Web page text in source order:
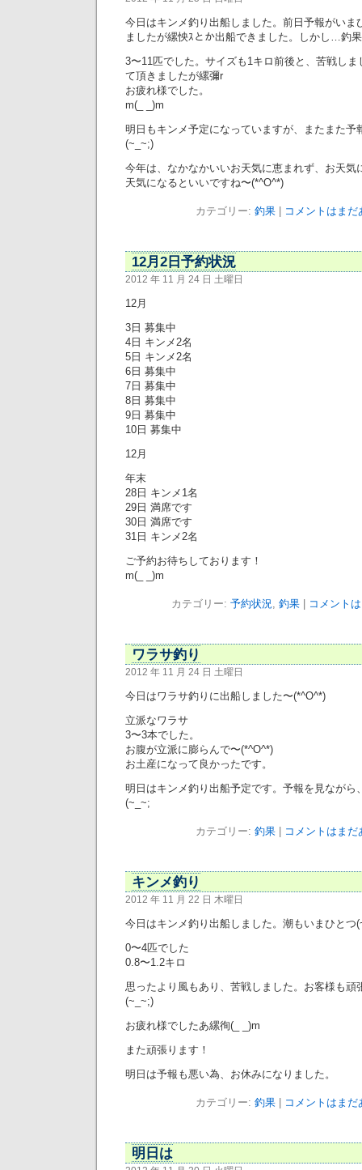
今日はキンメ釣り出船しました。前日予報がいま
ましたが縲怏ｽとか出船できました。しかし…釣
3〜11匹でした。サイズも1キロ前後と、苦戦し
て頂きましたが縲彌r
お疲れ様でした。
m(_ _)m
明日もキンメ予定になっていますが、またまた予
(~_~;)
今年は、なかなかいいお天気に恵まれず、お天気
天気になるといいですね〜(*^O^*)
カテゴリー: 釣果| コメントはまだ
12月2日予約状況
2012 年 11 月 24 日 土曜日
12月
3日 募集中
4日 キンメ2名
5日 キンメ2名
6日 募集中
7日 募集中
8日 募集中
9日 募集中
10日 募集中
12月
年末
28日 キンメ1名
29日 満席です
30日 満席です
31日 キンメ2名
ご予約お待ちしております！
m(_ _)m
カテゴリー: 予約状況, 釣果| コメント
ワラサ釣り
2012 年 11 月 24 日 土曜日
今日はワラサ釣りに出船しました〜(*^O^*)
立派なワラサ
3〜3本でした。
お腹が立派に膨らんで〜(*^O^*)
お土産になって良かったです。
明日はキンメ釣り出船予定です。予報を見ながら
(~_~;
カテゴリー: 釣果| コメントはまだ
キンメ釣り
2012 年 11 月 22 日 木曜日
今日はキンメ釣り出船しました。潮もいまひとつ
0〜4匹でした
0.8〜1.2キロ
思ったより風もあり、苦戦しました。お客様も頑
(~_~;)
お疲れ様でしたあ縲徇(_ _)m
また頑張ります！
明日は予報も悪い為、お休みになりました。
カテゴリー: 釣果| コメントはまだ
明日は